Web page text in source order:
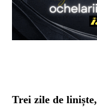
Trei zile de